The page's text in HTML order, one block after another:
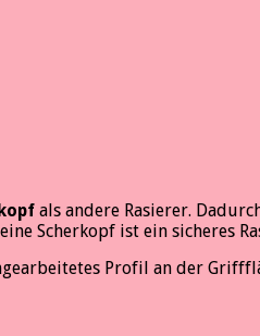
als andere Rasierer.
Scherkopf ist ein sicheres
Profil an der